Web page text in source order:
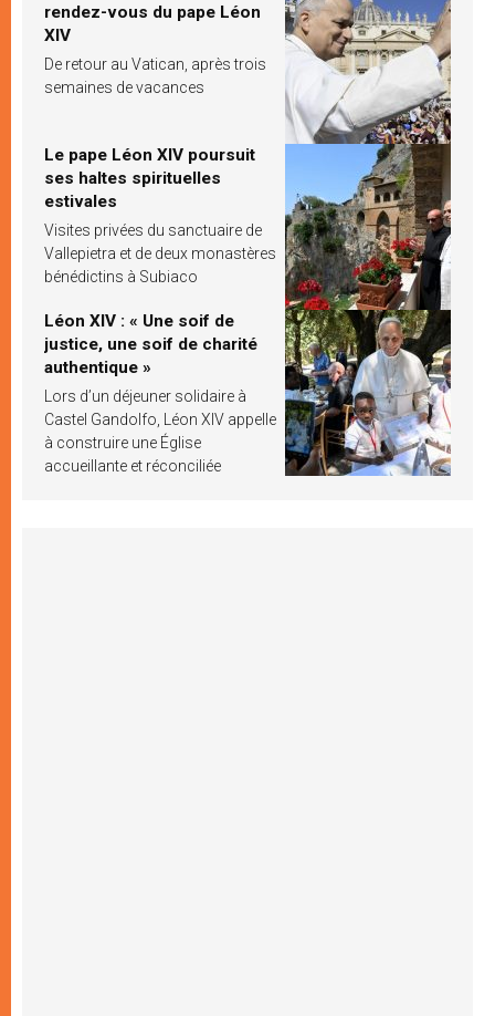
rendez-vous du pape Léon
XIV
De retour au Vatican, après trois
semaines de vacances
Le pape Léon XIV poursuit
ses haltes spirituelles
estivales
Visites privées du sanctuaire de
Vallepietra et de deux monastères
bénédictins à Subiaco
Léon XIV : « Une soif de
justice, une soif de charité
authentique »
Lors d’un déjeuner solidaire à
Castel Gandolfo, Léon XIV appelle
à construire une Église
accueillante et réconciliée